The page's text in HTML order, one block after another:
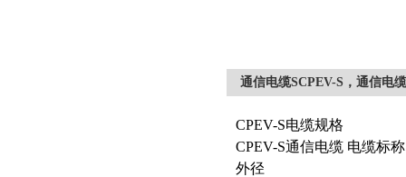
通信电缆SCPEV-S，通信电
CPEV-S电缆规格
CPEV-S通信电缆 电缆标称
外径